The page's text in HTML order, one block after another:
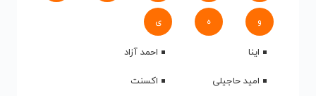
و ه ی
اینا
احمد آزاد
امید حاجیلی
اکسنت